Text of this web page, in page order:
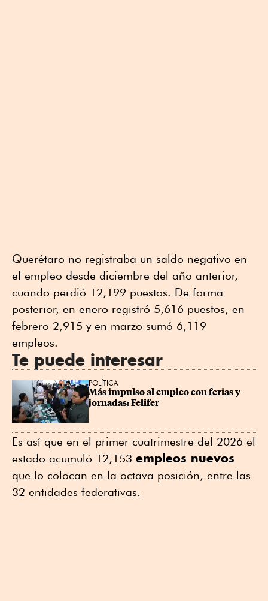
Querétaro no registraba un saldo negativo en
el empleo desde diciembre del año anterior,
cuando perdió 12,199 puestos. De forma
posterior, en enero registró 5,616 puestos, en
febrero 2,915 y en marzo sumó 6,119
empleos.
Te puede interesar
POLÍTICA
Más impulso al empleo con ferias y
jornadas: Felifer
Es así que en el primer cuatrimestre del 2026 el
estado acumuló 12,153 empleos nuevos
que lo colocan en la octava posición, entre las
32 entidades federativas.